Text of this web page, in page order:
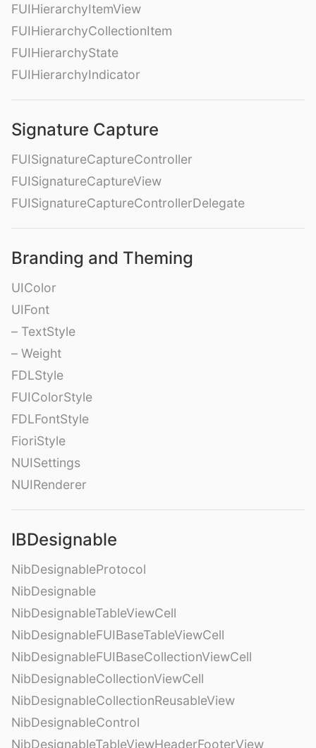
FUIHierarchyItemView
FUIHierarchyCollectionItem
FUIHierarchyState
FUIHierarchyIndicator
Signature Capture
FUISignatureCaptureController
FUISignatureCaptureView
FUISignatureCaptureControllerDelegate
Branding and Theming
UIColor
UIFont
– TextStyle
– Weight
FDLStyle
FUIColorStyle
FDLFontStyle
FioriStyle
NUISettings
NUIRenderer
IBDesignable
NibDesignableProtocol
NibDesignable
NibDesignableTableViewCell
NibDesignableFUIBaseTableViewCell
NibDesignableFUIBaseCollectionViewCell
NibDesignableCollectionViewCell
NibDesignableCollectionReusableView
NibDesignableControl
NibDesignableTableViewHeaderFooterView